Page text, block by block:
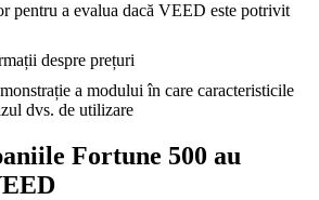
pentru a evalua dacă VEED este potrivit
despre prețuri
a modului în care caracteristicile
dvs. de utilizare
Fortune 500 au